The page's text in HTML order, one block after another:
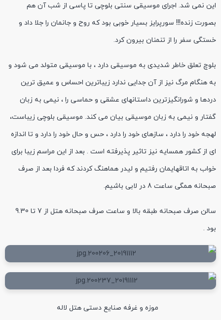
این نمی شد. اجرای موسیقی سنتی بلوچی تا پاسی از شب آن هم
بصورت زنده!!! سورپرایز بسیار خوبی بود که روح و جانمان را جلا داد و
خستگی سفر را از تنمنان بیرون کرد.
بلوچ تعلق خاطر شدیدی به موسیقی دارد ، با موسیقی متولد می شود و
به هنگام مرگ نیز از آن جدایی ندارد زیباترین احساس و عمیق ترین
دردها و شورانگیزترین داستانهای عشقی و حماسی را ، نیمی به زبان
گفتار و نیمی به زبان موسیقی بیان می کند. موسیقی بلوچی زیباست،
لهجه خود را دارد ، سازهای خود را دارد ، حس و حال خود را دارد و تا اندازه
ای از کشور همسایه نیز تاثیر پذیرفته است . بعد از این مراسم زیبا برای
خواب به اتاقهایمان رفتیم و لیدر هماهنگ کردند که فردا بعد از صرف
صبحانه همگی ساعت 8 در لابی باشیم.
سالن صرف صبحانه طبقه بالا و ساعت صرف صبحانه هتل از 7 تا 9.30
بود .
موزه و غرفه صنایع دستی هتل لاله